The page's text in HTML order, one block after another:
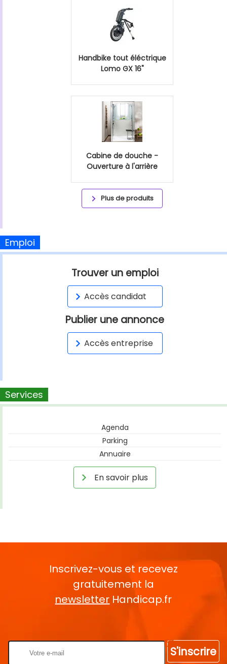
Handbike tout éléctrique
Lomo GX 16"
Cabine de douche -
Ouverture à l'arrière
Plus de produits
Emploi
Trouver un emploi
Accès candidat
Publier une annonce
Accès entreprise
Services
Agenda
Parking
Annuaire
En savoir plus
Inscrivez-vous et recevez
gratuitement la
newsletter Handicap.fr
S'inscrire